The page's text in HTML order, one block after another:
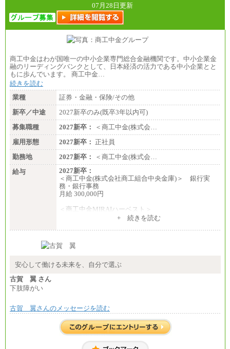
訪日事業職 月給202,000～227,000円＋地域間調整
給
※詳細はJTBキャリアサイトよりご確認ください。
■(株)JTBビジネストランスフォーム
総合職 月給205,000～225,000円＋地域間調整給
※詳細はJTBキャリアサイトよりご確認ください。
■(株)JTBデータサービス ※2027年新卒募集終了
※詳細はJTBキャリアサイトよりご確認ください。
■I&Jデジタルイノベーション(株)
総合職 月給224,500～242,600円＋地域手当
※詳細はJTBキャリアサイトよりご確認ください。
＜有期社員コース＞
■(株)JTBビジネストランスフォーム
有期契約職 月給185,000～195,000円
※詳細はJTBキャリアサイトよりご確認ください。
■(株)JTBパブリッシング ※2027年新卒募集終了
総合職 月給241,000円
中途：
①月給227,000円以上
②月給212,000円以上
④月給23万円～37万円
⑤月給20万円～25万円
⑦月給271,000円以上
⑯月給185,000円以上
⑰月給237,000円以上
㉑月給185,000 円以上
㉒月給185,000 円以上
㉓月給224,500円以上
※全コース共通※ 能力・経験・勤務地などにより
異なります
※試用期間中も給与に変更はございません。
07月28日更新
商工中金はわが国唯一の中小企業専門総合金融機関です。中小企業金
融のリーディングバンクとして、日本経済の活力である中小企業とと
もに歩んでいます。 商工中金…
続きを読む
業種
証券・金融・保険/その他
新卒／中途
2027新卒のみ(既卒3年以内可)
募集職種
2027新卒：
＜商工中金(株式会…
雇用形態
2027新卒： 正社員
勤務地
2027新卒：
＜商工中金(株式会…
給与
2027新卒：
＜商工中金(株式会社商工組合中央金庫)＞ 銀行実
務・銀行事務
月給 300,000円
＜商工中金MIRAIハーベスト＞
+ 続きを読む
安心して働ける未来を、自分で選ぶ
古賀 翼 さん
下肢障がい
古賀 翼さんのメッセージを読む